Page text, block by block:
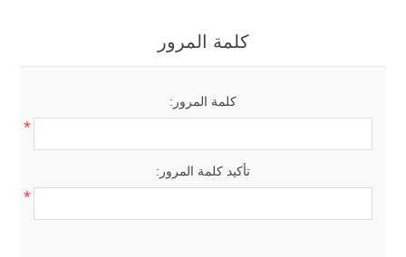
كلمة المرور
كلمة المرور:
*
تأكيد كلمة المرور:
*